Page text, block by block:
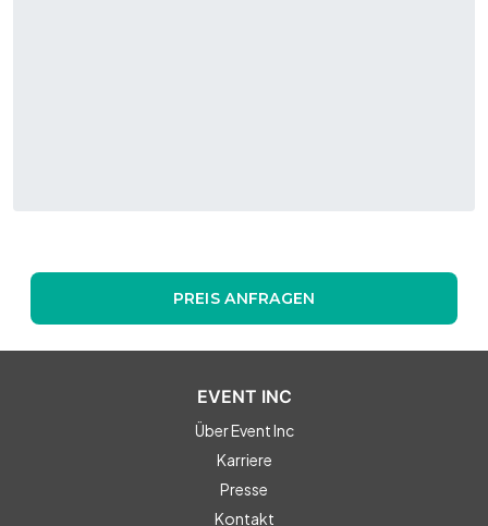
PREIS ANFRAGEN
EVENT INC
Über Event Inc
Karriere
Presse
Kontakt